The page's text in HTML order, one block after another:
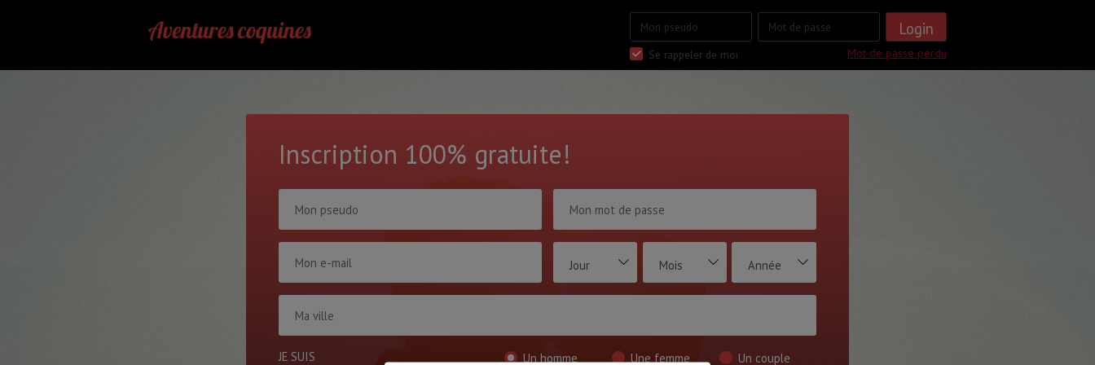
Mot de passe perdu
Se rappeler de moi
Inscription 100% gratuite!
Jour Mois Année
JE SUIS Un homme Une femme Un couple